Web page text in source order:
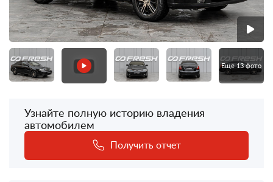
Еще 13 фото
Узнайте полную историю владения
автомобилем
Получить отчет